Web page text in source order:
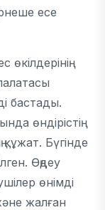
есе
бастады.
өндірістің
Бүгінде
Өңдеу
өнімді
жалған